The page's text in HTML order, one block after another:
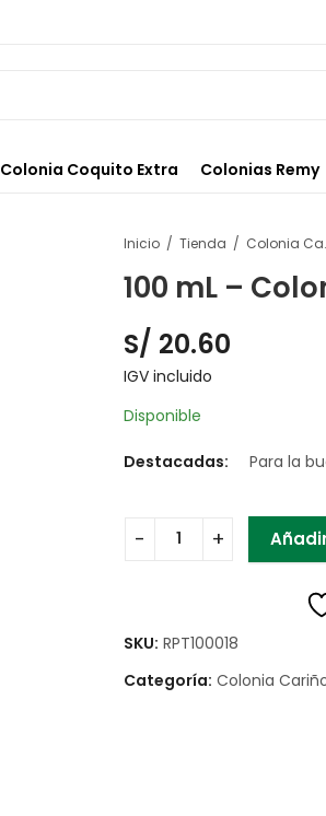
Colonia Coquito Extra Colonias Remy
Inicio Tienda
100 mL –
S/ 20.60
IGV incluido
Disponible
Destacadas: Para la
SKU: RPT100018
Categoría: Colonia